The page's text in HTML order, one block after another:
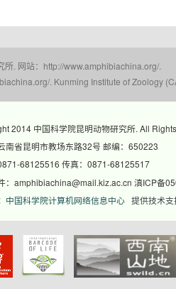
所. 网站：http://www.amphibiachina.org/.
. Kunming Institute of Zoology
2014 中国科学院昆明动物研究所. All
南省昆明市教场东路32号 邮编：650223
68125516 传真：0871-68125517
：amphibiachina@mail.kiz.ac.cn 滇ICP备
中国科学院计算机网络信息中心提供技术支